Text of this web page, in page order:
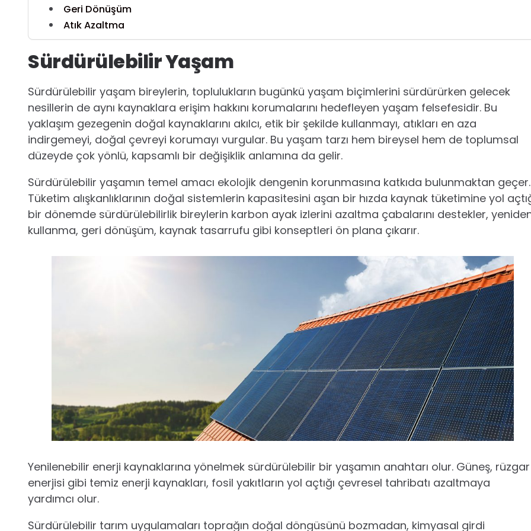
Geri Dönüşüm
Atık Azaltma
Sürdürülebilir Yaşam
Sürdürülebilir yaşam bireylerin, toplulukların bugünkü yaşam biçimlerini sürdürürken gelecek
nesillerin de aynı kaynaklara erişim hakkını korumalarını hedefleyen yaşam felsefesidir. Bu
yaklaşım gezegenin doğal kaynaklarını akılcı, etik bir şekilde kullanmayı, atıkları en aza
indirgemeyi, doğal çevreyi korumayı vurgular. Bu yaşam tarzı hem bireysel hem de toplumsal
düzeyde çok yönlü, kapsamlı bir değişiklik anlamına da gelir.
Sürdürülebilir yaşamın temel amacı ekolojik dengenin korunmasına katkıda bulunmaktan geçer.
Tüketim alışkanlıklarının doğal sistemlerin kapasitesini aşan bir hızda kaynak tüketimine yol
bir dönemde sürdürülebilirlik bireylerin karbon ayak izlerini azaltma çabalarını destekler,
kullanma, geri dönüşüm, kaynak tasarrufu gibi konseptleri ön plana çıkarır.
Yenilenebilir enerji kaynaklarına yönelmek sürdürülebilir bir yaşamın anahtarı olur. Güneş, rüzgar
enerjisi gibi temiz enerji kaynakları, fosil yakıtların yol açtığı çevresel tahribatı azaltmaya
yardımcı olur.
Sürdürülebilir tarım uygulamaları toprağın doğal döngüsünü bozmadan, kimyasal girdi